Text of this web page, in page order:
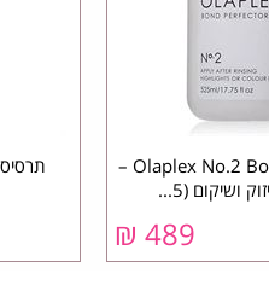
Olaplex No.2 Bond Perfector –
ושיקום (5...
489
₪